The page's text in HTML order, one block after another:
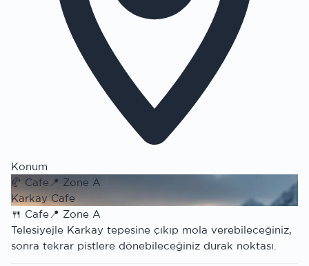
Konum
🥐 Cafe 📍 Zone A
Karkay Cafe
🍴 Cafe📍 Zone A
Telesiyejle Karkay tepesine çıkıp mola verebileceğiniz,
sonra tekrar pistlere dönebileceğiniz durak noktası.